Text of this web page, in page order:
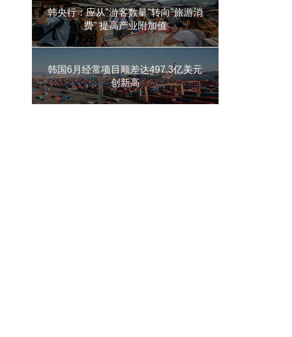
韩央行：应从"游客数量"转向"旅游消
费" 提高产业附加值
韩国6月经常项目顺差达497.3亿美元
创新高